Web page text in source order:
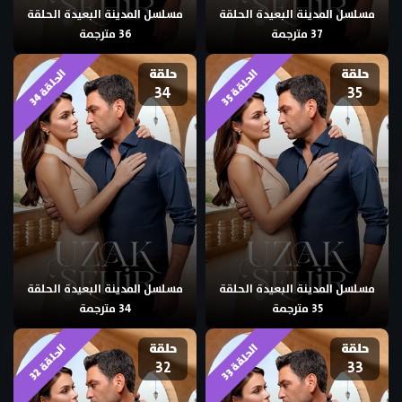
مسلسل المدينة البعيدة الحلقة
37 مترجمة
مسلسل المدينة البعيدة الحلقة
36 مترجمة
حلقة
35 ا
ل
ح
ل
ق
ة
3
5
مسلسل المدينة البعيدة الحلقة
35 مترجمة
حلقة
34 ا
ل
ح
ل
ق
ة
3
4
مسلسل المدينة البعيدة الحلقة
34 مترجمة
حلقة
33 ا
ل
ح
ل
ق
ة
3
3 حلقة
32 ا
ل
ح
ل
ق
ة
3
2